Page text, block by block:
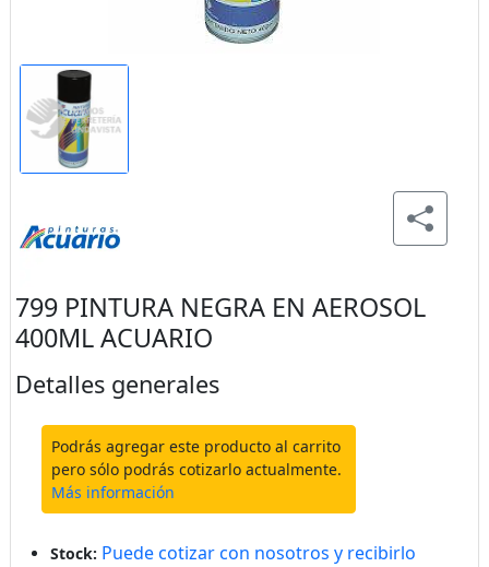
799 PINTURA NEGRA EN AEROSOL
400ML ACUARIO
Detalles generales
Podrás agregar este producto al carrito
pero sólo podrás cotizarlo actualmente.
Más información
Stock: Puede cotizar con nosotros y recibirlo